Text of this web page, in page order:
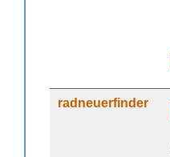
radneuerfinder